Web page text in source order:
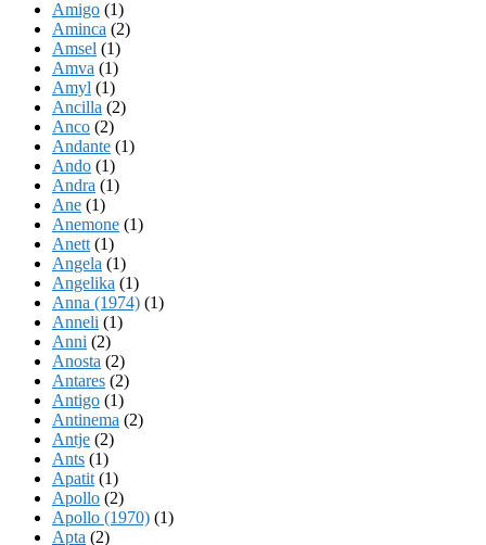
Amigo (1)
Aminca (2)
Amsel (1)
Amva (1)
Amyl (1)
Ancilla (2)
Anco (2)
Andante (1)
Ando (1)
Andra (1)
Ane (1)
Anemone (1)
Anett (1)
Angela (1)
Angelika (1)
Anna (1974) (1)
Anneli (1)
Anni (2)
Anosta (2)
Antares (2)
Antigo (1)
Antinema (2)
Antje (2)
Ants (1)
Apatit (1)
Apollo (2)
Apollo (1970) (1)
Apta (2)